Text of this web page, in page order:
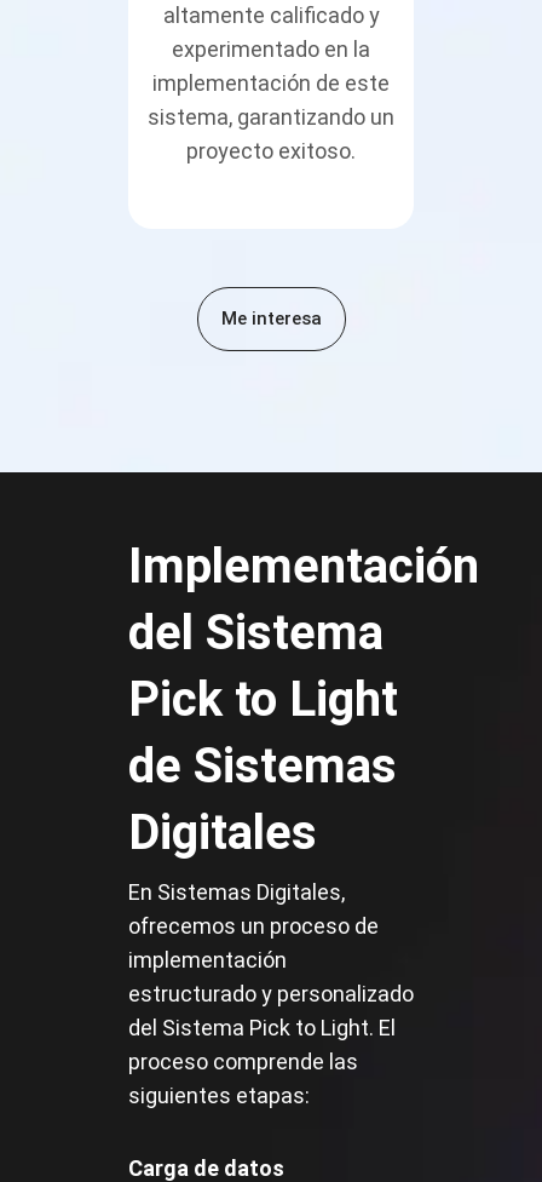
altamente calificado y
experimentado en la
implementación de este
sistema, garantizando un
proyecto exitoso.
Me interesa
Implementación
del Sistema
Pick to Light
de Sistemas
Digitales
En Sistemas Digitales,
ofrecemos un proceso de
implementación
estructurado y personalizado
del Sistema Pick to Light. El
proceso comprende las
siguientes etapas:
Carga de datos